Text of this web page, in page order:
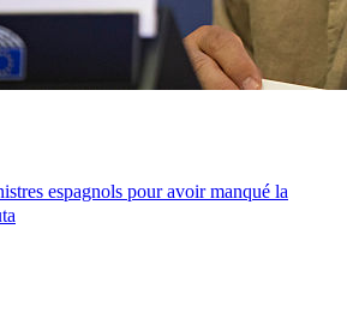
espagnols pour avoir manqué la